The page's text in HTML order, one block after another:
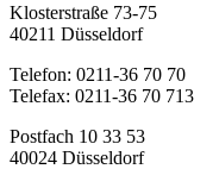
Klosterstraße 73-75
40211 Düsseldorf
Telefon: 0211-36 70 70
Telefax: 0211-36 70 713
Postfach 10 33 53
40024 Düsseldorf